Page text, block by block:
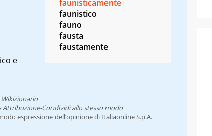
e
faunisticamente
faunistico
fauno
fausta
faustamente
Wikizionario
Attribuzione-Condividi allo stesso modo
espressione dell’opinione di Italiaonline S.p.A.